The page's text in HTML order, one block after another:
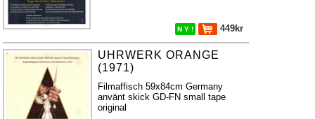
N Y ! 449kr
UHRWERK ORANGE
(1971)
Filmaffisch 59x84cm Germany
använt skick GD-FN small tape
original